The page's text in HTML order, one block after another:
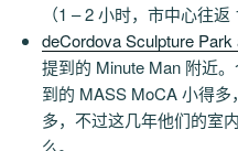
（1 – 2 小时，市中心往返
deCordova Sculpture
提到的 Minute Man 附近
到的 MASS MoCA 小得
多，不过这几年他们的室
么。